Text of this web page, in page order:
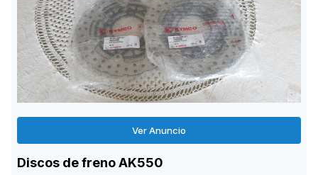
Ver Anuncio
Discos de freno AK550